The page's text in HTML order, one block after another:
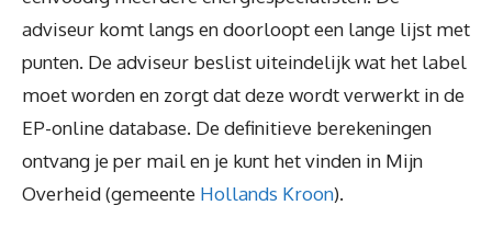
adviseur komt langs en doorloopt een lange lijst met
punten. De adviseur beslist uiteindelijk wat het label
moet worden en zorgt dat deze wordt verwerkt in de
EP-online database. De definitieve berekeningen
ontvang je per mail en je kunt het vinden in Mijn
Overheid (gemeente Hollands Kroon).